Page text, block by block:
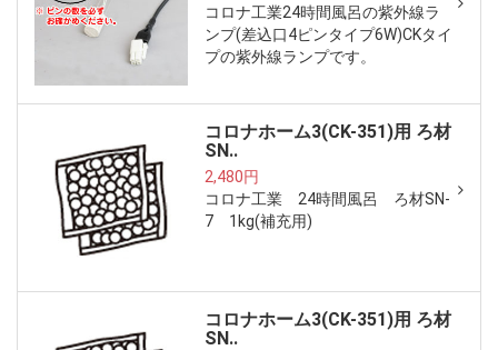
コロナ工業24時間風呂の紫外線ラ
ンプ(差込口4ピンタイプ6W)CKタイ
プの紫外線ランプです。
コロナホーム3(CK-351)用 ろ材
SN..
2,480円
コロナ工業 24時間風呂 ろ材SN-
7 1kg(補充用)
コロナホーム3(CK-351)用 ろ材
SN..